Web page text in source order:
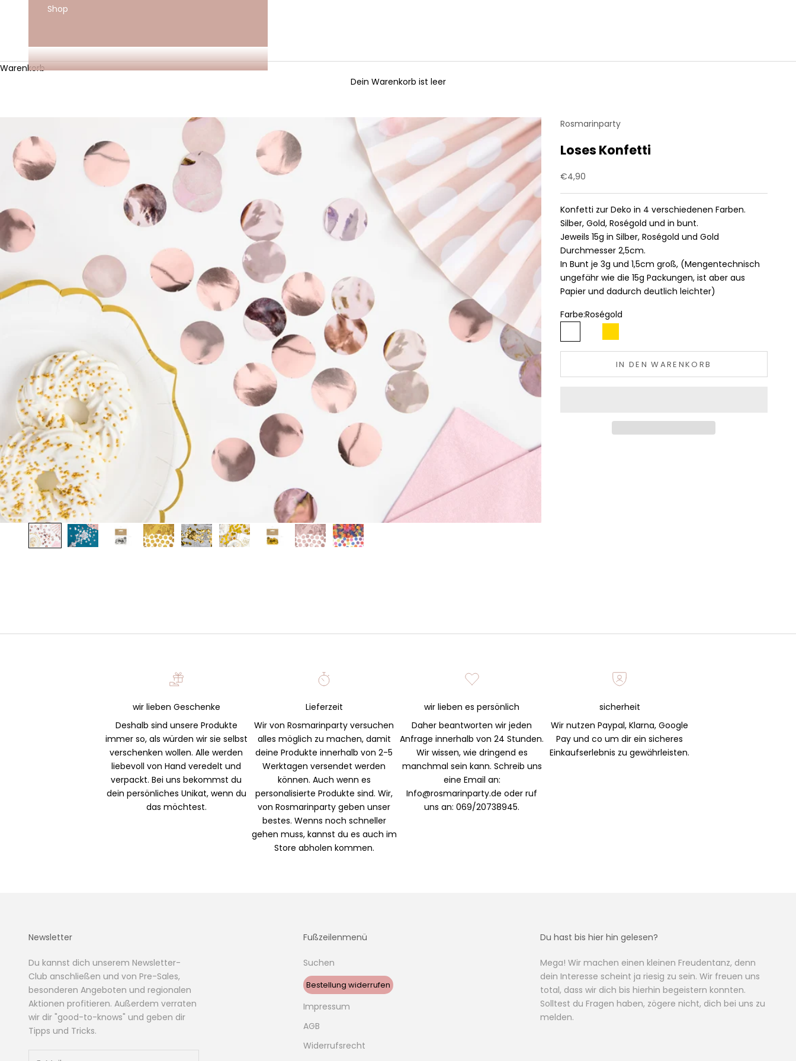
Shop
Warenkorb
Dein Warenkorb ist leer
Rosmarinparty
Loses Konfetti
Angebot
€4,90
Konfetti zur Deko in 4 verschiedenen Farben.
Silber, Gold, Roségold und in bunt.
Jeweils 15g in Silber, Roségold und Gold
Durchmesser 2,5cm.
In Bunt je 3g und 1,5cm groß, (Mengentechnisch
ungefähr wie die 15g Packungen, ist aber aus
Papier und dadurch deutlich leichter)
Farbe:Roségold
Roségold
SilberGold
IN DEN WARENKORB
wir lieben Geschenke
Deshalb sind unsere Produkte
immer so, als würden wir sie selbst
verschenken wollen. Alle werden
liebevoll von Hand veredelt und
verpackt. Bei uns bekommst du
dein persönliches Unikat, wenn du
das möchtest.
Lieferzeit
Wir von Rosmarinparty versuchen
alles möglich zu machen, damit
deine Produkte innerhalb von 2-5
Werktagen versendet werden
können. Auch wenn es
personalisierte Produkte sind. Wir,
von Rosmarinparty geben unser
bestes. Wenns noch schneller
gehen muss, kannst du es auch im
Store abholen kommen.
wir lieben es persönlich
Daher beantworten wir jeden
Anfrage innerhalb von 24 Stunden.
Wir wissen, wie dringend es
manchmal sein kann. Schreib uns
eine Email an:
Info@rosmarinparty.de oder ruf
uns an: 069/20738945.
sicherheit
Wir nutzen Paypal, Klarna, Google
Pay und co um dir ein sicheres
Einkaufserlebnis zu gewährleisten.
Newsletter
Du kannst dich unserem Newsletter-
Club anschließen und von Pre-Sales,
besonderen Angeboten und regionalen
Aktionen profitieren. Außerdem verraten
wir dir "good-to-knows" und geben dir
Tipps und Tricks.
Fußzeilenmenü
Suchen
Bestellung widerrufen
Impressum
AGB
Widerrufsrecht
Du hast bis hier hin gelesen?
Mega! Wir machen einen kleinen Freudentanz, denn
dein Interesse scheint ja riesig zu sein. Wir freuen uns
total, dass wir dich bis hierhin begeistern konnten.
Solltest du Fragen haben, zögere nicht, dich bei uns zu
melden.